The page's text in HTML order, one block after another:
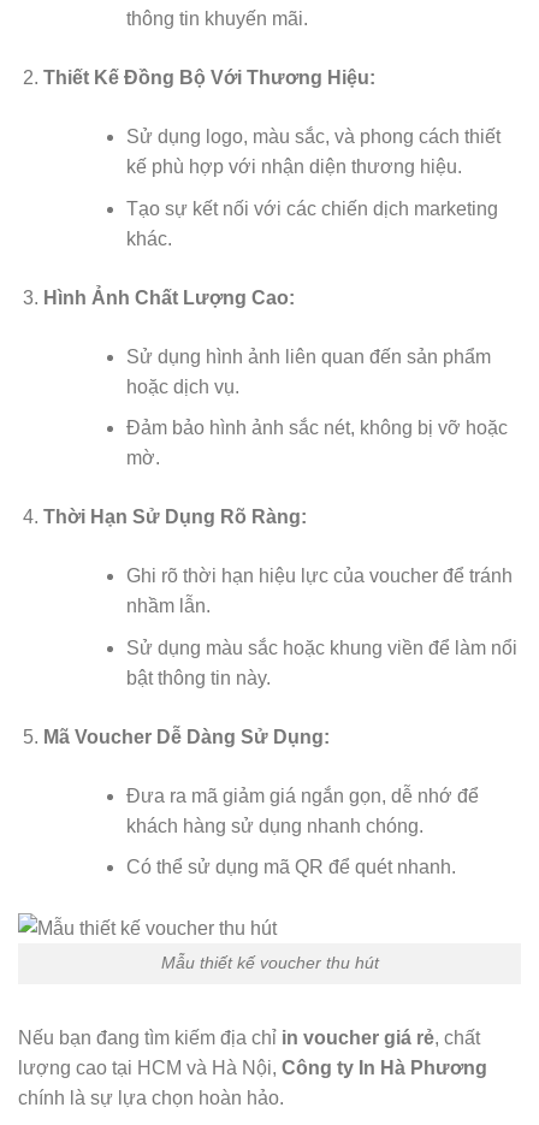
thông tin khuyến mãi.
Thiết Kế Đồng Bộ Với Thương Hiệu:
Sử dụng logo, màu sắc, và phong cách thiết
kế phù hợp với nhận diện thương hiệu.
Tạo sự kết nối với các chiến dịch marketing
khác.
Hình Ảnh Chất Lượng Cao:
Sử dụng hình ảnh liên quan đến sản phẩm
hoặc dịch vụ.
Đảm bảo hình ảnh sắc nét, không bị vỡ hoặc
mờ.
Thời Hạn Sử Dụng Rõ Ràng:
Ghi rõ thời hạn hiệu lực của voucher để tránh
nhầm lẫn.
Sử dụng màu sắc hoặc khung viền để làm nổi
bật thông tin này.
Mã Voucher Dễ Dàng Sử Dụng:
Đưa ra mã giảm giá ngắn gọn, dễ nhớ để
khách hàng sử dụng nhanh chóng.
Có thể sử dụng mã QR để quét nhanh.
Mẫu thiết kế voucher thu hút
Nếu bạn đang tìm kiếm địa chỉ in voucher giá rẻ, chất
lượng cao tại HCM và Hà Nội, Công ty In Hà Phương
chính là sự lựa chọn hoàn hảo.